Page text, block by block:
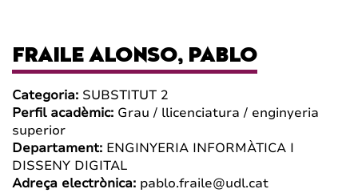
FRAILE ALONSO, PABLO
Categoria: SUBSTITUT 2
Perfil acadèmic: Grau / llicenciatura / enginyeria
superior
Departament: ENGINYERIA INFORMÀTICA I
DISSENY DIGITAL
Adreça electrònica: pablo.fraile@udl.cat